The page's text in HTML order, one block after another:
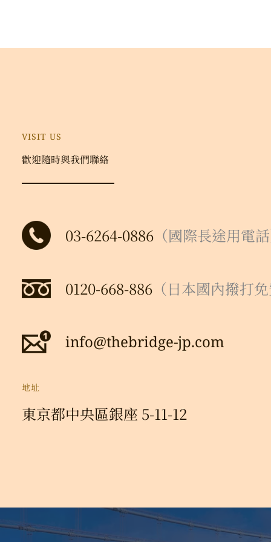
VISIT US
歡迎隨時與我們聯絡
03-6264-0886 （國際長途用電
0120-668-886 （日本國內撥打
info@thebridge-jp.com
地址
東京都中央區銀座 5-11-12